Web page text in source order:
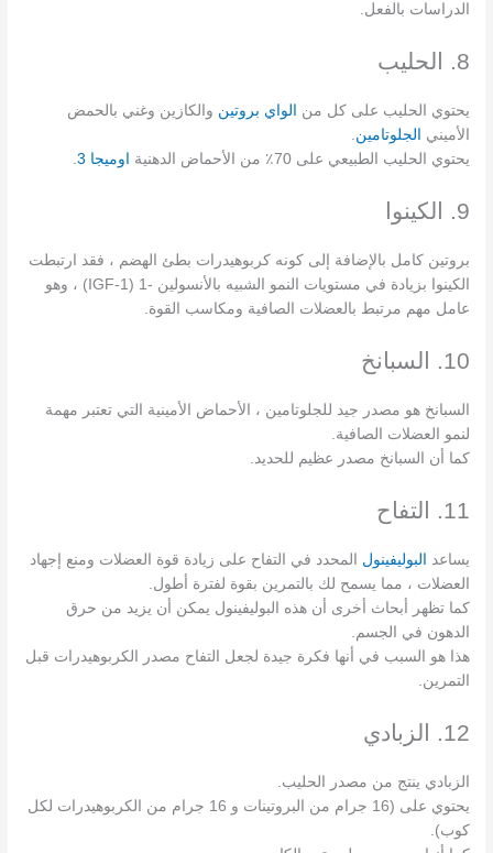
الدراسات بالفعل.
8. الحليب
يحتوي الحليب على كل من الواي بروتين والكازين وغني بالحمض
الأميني
الجلوتامين.
يحتوي الحليب الطبيعي على 70٪ من الأحماض الدهنية
اوميجا 3 .
9. الكينوا
بروتين كامل بالإضافة إلى كونه كربوهيدرات بطئ الهضم ، فقد ارتبطت
الكينوا بزيادة في مستويات النمو الشبيه بالأنسولين -1 (IGF-1) ، وهو
عامل مهم مرتبط بالعضلات الصافية ومكاسب القوة.
10. السبانخ
السبانخ هو مصدر جيد للجلوتامين ، الأحماض الأمينية التي تعتبر مهمة
لنمو العضلات الصافية.
كما أن السبانخ مصدر عظيم للحديد.
11. التفاح
يساعد البوليفينول المحدد في التفاح على زيادة قوة العضلات ومنع إجهاد
العضلات ، مما يسمح لك بالتمرين بقوة لفترة أطول.
كما تظهر أبحاث أخرى أن هذه البوليفينول يمكن أن يزيد من حرق
الدهون في الجسم.
هذا هو السبب في أنها فكرة جيدة لجعل التفاح مصدر الكربوهيدرات قبل
التمرين.
12. الزبادي
الزبادي ينتج من مصدر الحليب.
يحتوي على (16 جرام من البروتينات و 16 جرام من الكربوهيدرات لكل
كوب).